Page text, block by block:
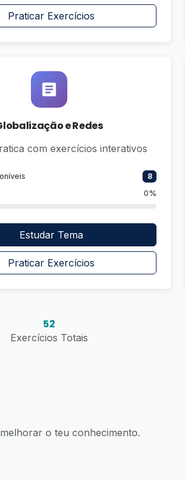
Praticar Exercícios
e Redes
com exercícios interativos
8
0%
Estudar Tema
Praticar Exercícios
52
Exercícios Totais
o teu conhecimento.